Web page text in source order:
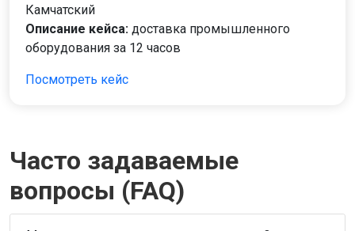
Камчатский
Описание кейса: доставка промышленного
оборудования за 12 часов
Посмотреть кейс
Часто задаваемые
вопросы (FAQ)